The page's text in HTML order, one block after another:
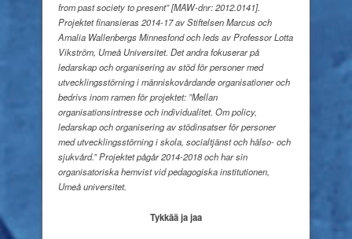
from past society to present” [MAW-dnr: 2012.0141].
Projektet finansieras 2014-17 av Stiftelsen Marcus och
Amalia Wallenbergs Minnesfond och leds av Professor Lotta
Vikström, Umeå Universitet. Det andra fokuserar på
ledarskap och organisering av stöd för personer med
utvecklingsstörning i människovårdande organisationer och
bedrivs inom ramen för projektet: ”Mellan
organisationsintresse och individualitet. Om policy,
ledarskap och organisering av stödinsatser för personer
med utvecklingsstörning i skola, socialtjänst och hälso- och
sjukvård.” Projektet pågår 2014-2018 och har sin
organisatoriska hemvist vid pedagogiska institutionen,
Umeå universitet.
Tykkää ja jaa